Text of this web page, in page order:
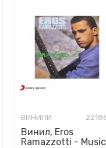
ВИНИЛИ
Винил, Eros
Ramazzotti -